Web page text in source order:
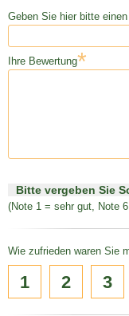
Geben Sie hier bitte
Ihre Bewertung*
Bitte vergeben Sie
(Note 1 = sehr gut, Note
Wie zufrieden waren Sie
1 2 3